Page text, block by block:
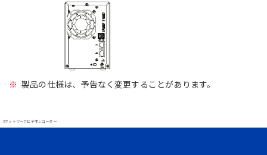
製品の仕様は、予告なく変更することがあります。
#ネットワークビデオレコーダー